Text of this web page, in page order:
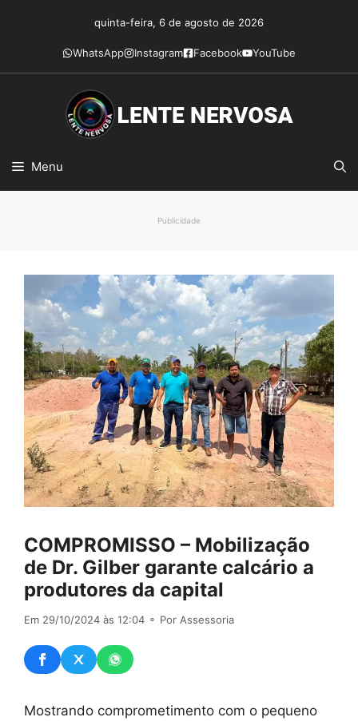
conteúdo
quinta-feira, 6 de agosto de 2026
WhatsApp Instagram Facebook YouTube
Menu
Publicidade
COMPROMISSO – Mobilização
de Dr. Gilber garante calcário a
produtores da capital
Em 29/10/2024 às 12:04 ⚬ Por Assessoria
Mostrando comprometimento com o pequeno